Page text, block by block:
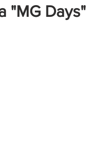
"MG Days"